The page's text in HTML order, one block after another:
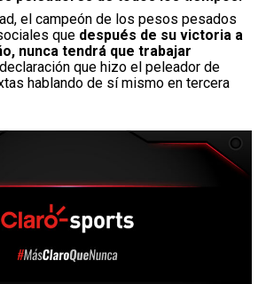
el campeón de los pesos pesados
que después de su victoria a
nunca tendrá que trabajar
que hizo el peleador de
hablando de sí mismo en tercera